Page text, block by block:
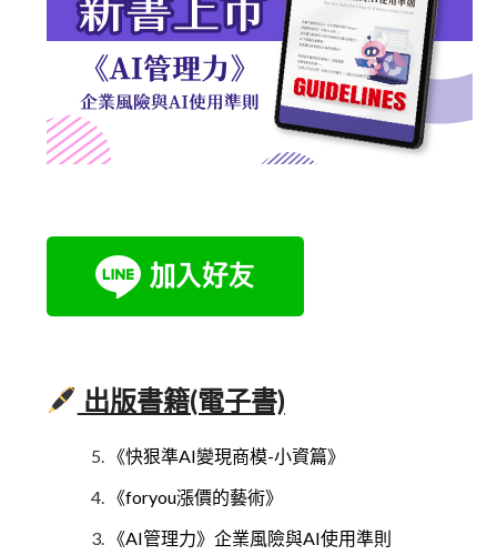
出版書籍(電子書)
《快狠準AI變現商模-小資篇》
《foryou漲價的藝術》
《AI管理力》企業風險與AI使用準則